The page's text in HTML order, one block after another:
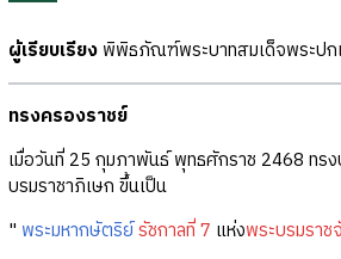
ผู้เรียบเรียงพิพิธภัณฑ์พระบาทสมเด็จพระปก
ทรงครองราชย์
เมื่อวันที่ 25 กุมภาพันธ์ พุทธศักราช 2468 ทร
บรมราชาภิเษก ขึ้นเป็น
" พระมหากษัตริย์รัชกาลที่ 7 แห่งพระบรมรา